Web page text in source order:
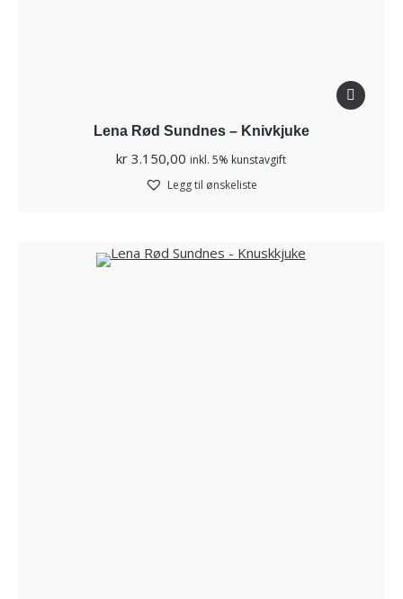
Lena Rød Sundnes – Knivkjuke
kr 3.150,00 inkl. 5% kunstavgift
Legg til ønskeliste